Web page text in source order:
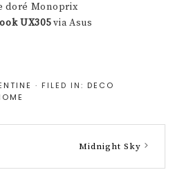
doré Monoprix
UX305 via Asus
· FILED IN: DECO
Midnight Sky